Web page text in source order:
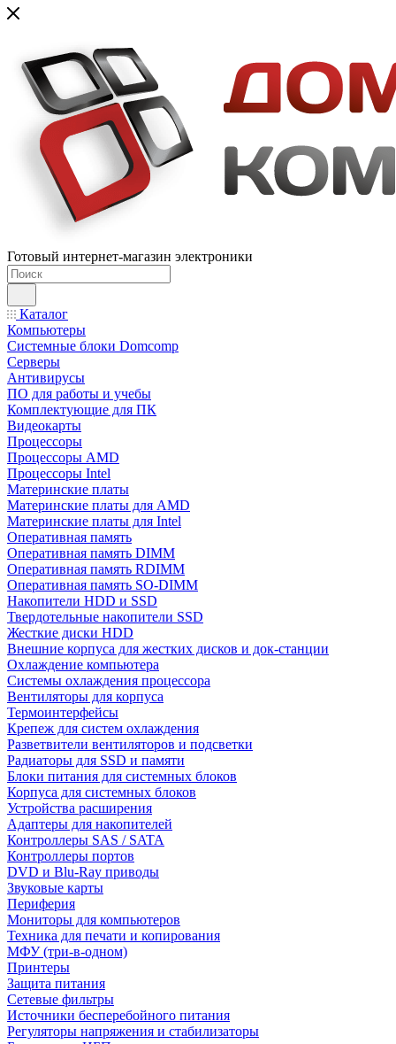
Готовый интернет-магазин электроники
Каталог
Компьютеры
Системные блоки Domcomp
Серверы
Антивирусы
ПО для работы и учебы
Комплектующие для ПК
Видеокарты
Процессоры
Процессоры AMD
Процессоры Intel
Материнские платы
Материнские платы для AMD
Материнские платы для Intel
Оперативная память
Оперативная память DIMM
Оперативная память RDIMM
Оперативная память SO-DIMM
Накопители HDD и SSD
Твердотельные накопители SSD
Жесткие диски HDD
Внешние корпуса для жестких дисков и док-станции
Охлаждение компьютера
Системы охлаждения процессора
Вентиляторы для корпуса
Термоинтерфейсы
Крепеж для систем охлаждения
Разветвители вентиляторов и подсветки
Радиаторы для SSD и памяти
Блоки питания для системных блоков
Корпуса для системных блоков
Устройства расширения
Адаптеры для накопителей
Контроллеры SAS / SATA
Контроллеры портов
DVD и Blu-Ray приводы
Звуковые карты
Периферия
Мониторы для компьютеров
Техника для печати и копирования
МФУ (три-в-одном)
Принтеры
Защита питания
Сетевые фильтры
Источники бесперебойного питания
Регуляторы напряжения и стабилизаторы